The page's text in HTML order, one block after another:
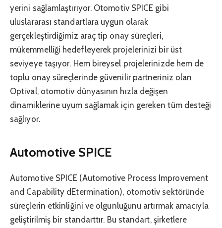
yerini sağlamlaştırıyor. Otomotiv SPICE gibi
uluslararası standartlara uygun olarak
gerçekleştirdiğimiz araç tip onay süreçleri,
mükemmelliği hedefleyerek projelerinizi bir üst
seviyeye taşıyor. Hem bireysel projelerinizde hem de
toplu onay süreçlerinde güvenilir partneriniz olan
Optival, otomotiv dünyasının hızla değişen
dinamiklerine uyum sağlamak için gereken tüm desteği
sağlıyor.
Automotive SPICE
Automotive SPICE (Automotive Process Improvement
and Capability dEtermination), otomotiv sektöründe
süreçlerin etkinliğini ve olgunluğunu artırmak amacıyla
geliştirilmiş bir standarttır. Bu standart, şirketlere